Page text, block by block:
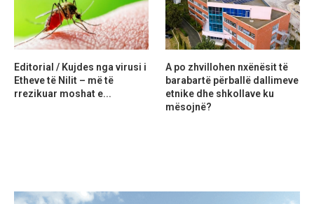
Editorial / Kujdes nga virusi i
Etheve të Nilit – më të
rrezikuar moshat e...
A po zhvillohen nxënësit të
barabartë përballë dallimeve
etnike dhe shkollave ku
mësojnë?